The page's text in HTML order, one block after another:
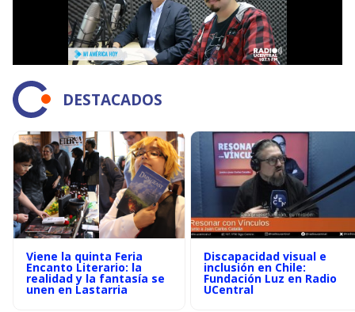
DESTACADOS
Viene la quinta Feria
Encanto Literario: la
realidad y la fantasía se
unen en Lastarria
Discapacidad visual e
inclusión en Chile:
Fundación Luz en Radio
UCentral